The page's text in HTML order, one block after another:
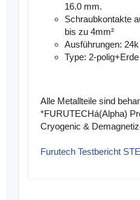
16.0 mm.
Schraubkontakte
bis zu 4mm²
Ausführungen:
Type: 2-polig+Erde
Alle Metallteile sind
*FURUTECHá(Alpha)
Cryogenic &
Furutech Testbericht